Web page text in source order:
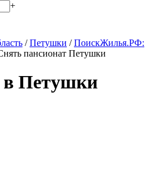
+
/Петушки /ПоискЖилья.РФ:
пансионат Петушки
Петушки